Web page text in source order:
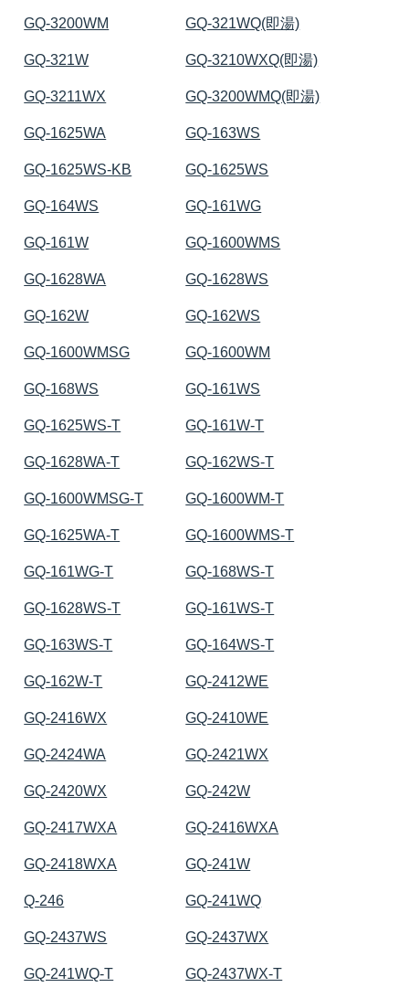
GQ-3200WM GQ-321WQ(即湯)
GQ-321W GQ-3210WXQ(即湯)
GQ-3211WX GQ-3200WMQ(即湯)
GQ-1625WA GQ-163WS
GQ-1625WS-KB GQ-1625WS
GQ-164WS GQ-161WG
GQ-161W GQ-1600WMS
GQ-1628WA GQ-1628WS
GQ-162W GQ-162WS
GQ-1600WMSG GQ-1600WM
GQ-168WS GQ-161WS
GQ-1625WS-T GQ-161W-T
GQ-1628WA-T GQ-162WS-T
GQ-1600WMSG-T GQ-1600WM-T
GQ-1625WA-T GQ-1600WMS-T
GQ-161WG-T GQ-168WS-T
GQ-1628WS-T GQ-161WS-T
GQ-163WS-T GQ-164WS-T
GQ-162W-T GQ-2412WE
GQ-2416WX GQ-2410WE
GQ-2424WA GQ-2421WX
GQ-2420WX GQ-242W
GQ-2417WXA GQ-2416WXA
GQ-2418WXA GQ-241W
Q-246 GQ-241WQ
GQ-2437WS GQ-2437WX
GQ-241WQ-T GQ-2437WX-T